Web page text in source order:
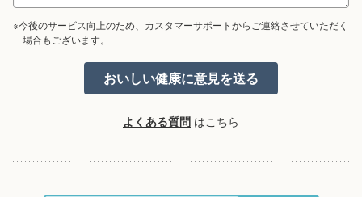
※今後のサービス向上のため、カスタマーサポートからご連絡させていただく
場合もございます。
よくある質問 はこちら